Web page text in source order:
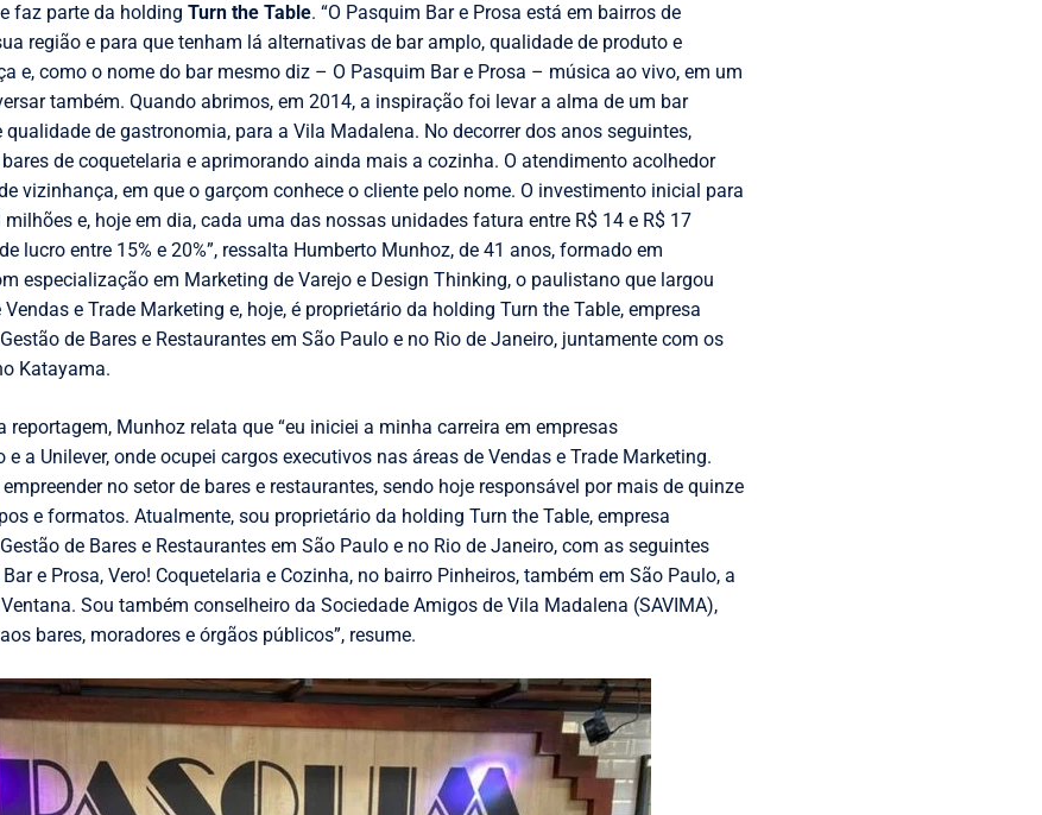
faz parte da holding Turn the Table. “O Pasquim Bar e Prosa está em bairros de
região e para que tenham lá alternativas de bar amplo, qualidade de produto e
e, como o nome do bar mesmo diz – O Pasquim Bar e Prosa – música ao vivo, em um
também. Quando abrimos, em 2014, a inspiração foi levar a alma de um bar
de gastronomia, para a Vila Madalena. No decorrer dos anos seguintes,
de coquetelaria e aprimorando ainda mais a cozinha. O atendimento acolhedor
vizinhança, em que o garçom conhece o cliente pelo nome. O investimento inicial para
e, hoje em dia, cada uma das nossas unidades fatura entre R$ 14 e R$ 17
lucro entre 15% e 20%”, ressalta Humberto Munhoz, de 41 anos, formado em
especialização em Marketing de Varejo e Design Thinking, o paulistano que largou
e Trade Marketing e, hoje, é proprietário da holding Turn the Table, empresa
de Bares e Restaurantes em São Paulo e no Rio de Janeiro, juntamente com os
Katayama.
reportagem, Munhoz relata que “eu iniciei a minha carreira em empresas
a Unilever, onde ocupei cargos executivos nas áreas de Vendas e Trade Marketing.
no setor de bares e restaurantes, sendo hoje responsável por mais de quinze
e formatos. Atualmente, sou proprietário da holding Turn the Table, empresa
de Bares e Restaurantes em São Paulo e no Rio de Janeiro, com as seguintes
e Prosa, Vero! Coquetelaria e Cozinha, no bairro Pinheiros, também em São Paulo, a
Sou também conselheiro da Sociedade Amigos de Vila Madalena (SAVIMA),
bares, moradores e órgãos públicos”, resume.